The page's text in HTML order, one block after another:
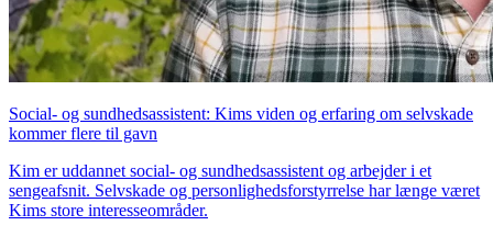
Social- og sundhedsassistent: Kims viden og erfaring om selvskade
kommer flere til gavn
Kim er uddannet social- og sundhedsassistent og arbejder i et
sengeafsnit. Selvskade og personlighedsforstyrrelse har længe været
Kims store interesseområder.